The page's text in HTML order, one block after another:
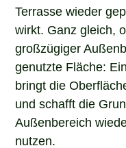
Terrasse wieder
wirkt. Ganz gleich,
großzügiger
genutzte Fläche:
bringt die
und schafft die
Außenbereich
nutzen.